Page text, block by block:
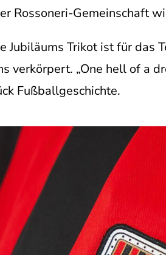
Rossoneri-Gemeinschaft
Trikot ist für das
verkörpert. „One hell of a
Fußballgeschichte.